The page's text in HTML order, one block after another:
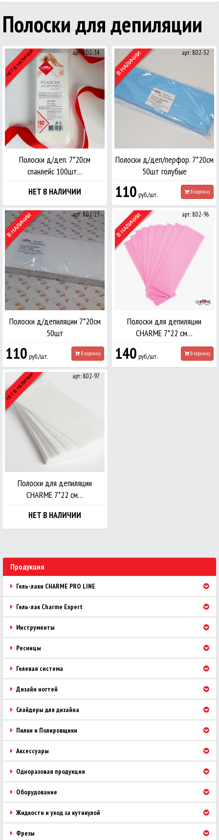
Полоски для депиляции
арт: 8.02-34
Полоски д/деп. 7*20см
спанлейс 100шт…
НЕТ В НАЛИЧИИ
арт: 8.02-32
Полоски д/деп/перфор. 7*20см
50шт голубые
110 руб./шт. В корзину
арт: 8.02-23
Полоски д/депиляции 7*20см
50шт
110 руб./шт. В корзину
арт: 8.02-96
Полоски для депиляции
CHARME 7*22 см…
140 руб./шт. В корзину
арт: 8.02-97
Полоски для депиляции
CHARME 7*22 см…
НЕТ В НАЛИЧИИ
Продукция
Гель-лаки CHARME PRO LINE
Гель-лак Charme Expert
Инструменты
Ресницы
Гелевая система
Дизайн ногтей
Слайдеры для дизайна
Пилки и Полировщики
Аксессуары
Одноразовая продукция
Оборудование
Жидкости и уход за кутикулой
Фрезы